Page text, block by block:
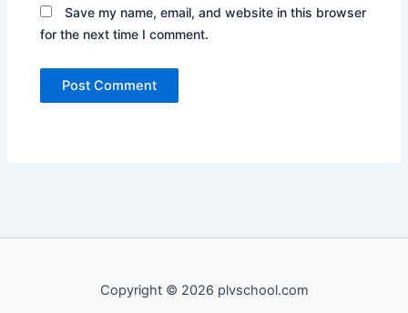
Save my name, email, and website in this browser
for the next time I comment.
Copyright © 2026 plvschool.com